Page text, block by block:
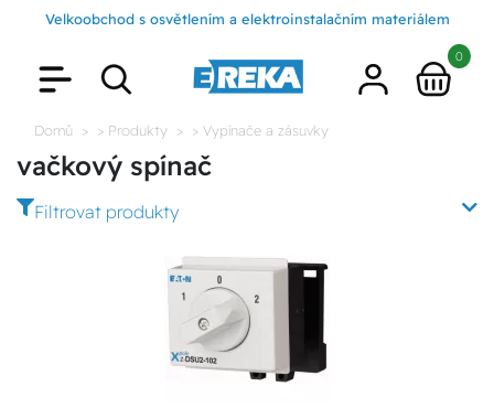
Velkoobchod s osvětlením a elektroinstalačním materiálem
0
Domů > Produkty > Vypínače a zásuvky
vačkový spínač
Filtrovat produkty